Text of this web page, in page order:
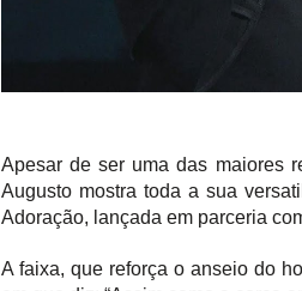
Apesar de ser uma das maiores
Augusto mostra toda a sua
Adoração, lançada em parceria
A faixa, que reforça o anseio do